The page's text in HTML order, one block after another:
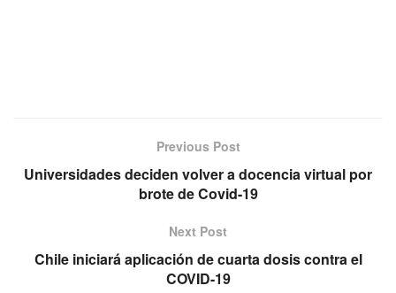
Previous Post
Universidades deciden volver a docencia virtual por
brote de Covid-19
Next Post
Chile iniciará aplicación de cuarta dosis contra el
COVID-19